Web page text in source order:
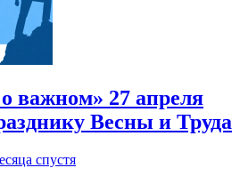
важном» 27 апреля
Весны и Труда
спустя